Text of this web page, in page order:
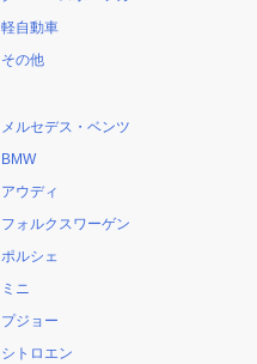
軽自動車
その他
メルセデス・ベンツ
BMW
アウディ
フォルクスワーゲン
ポルシェ
ミニ
プジョー
シトロエン